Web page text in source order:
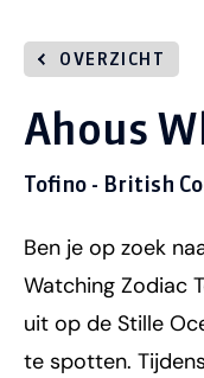
OVERZICHT
Ahous
Tofino - British
Ben je op zoek
Watching Zodiac
uit op de Stille
te spotten.